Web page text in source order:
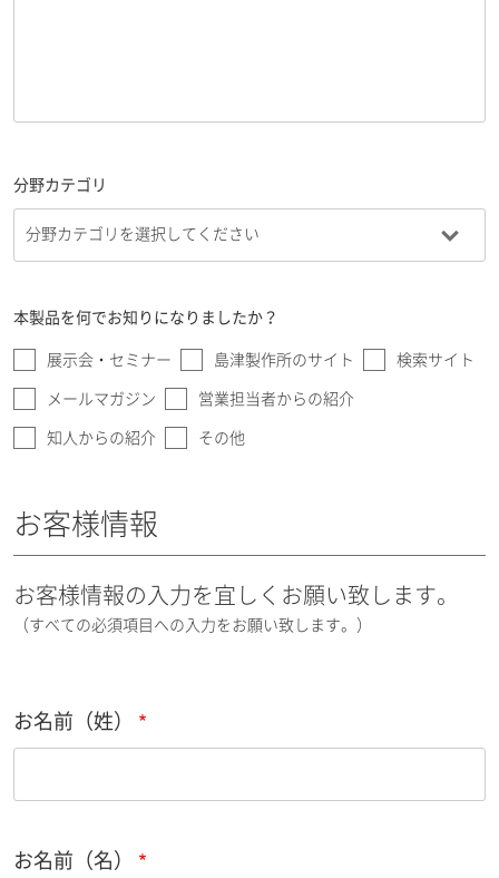
分野カテゴリ
本製品を何でお知りになりましたか？
展示会・セミナー 島津製作所のサイト 検索サイト
メールマガジン 営業担当者からの紹介
知人からの紹介 その他
お客様情報
お客様情報の入力を宜しくお願い致します。
（すべての必須項目への入力をお願い致します。）
お名前（姓）
お名前（名）